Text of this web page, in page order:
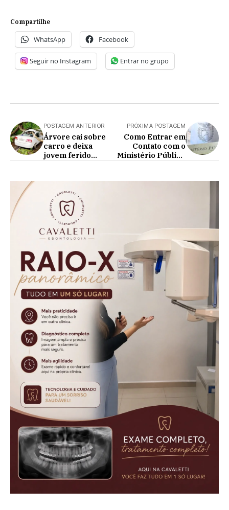
Compartilhe
WhatsApp Facebook
Seguir no Instagram Entrar no grupo
POSTAGEM ANTERIOR
Árvore cai sobre
carro e deixa
jovem ferido
PRÓXIMA POSTAGEM
Como Entrar em
Contato com o
Ministério Público